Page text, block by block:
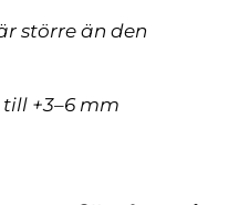
större än den
+3–6 mm